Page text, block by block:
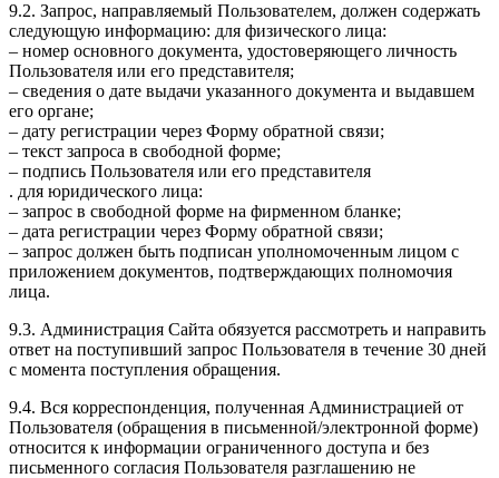
9.2. Запрос, направляемый Пользователем, должен содержать
следующую информацию: для физического лица:
– номер основного документа, удостоверяющего личность
Пользователя или его представителя;
– сведения о дате выдачи указанного документа и выдавшем
его органе;
– дату регистрации через Форму обратной связи;
– текст запроса в свободной форме;
– подпись Пользователя или его представителя
. для юридического лица:
– запрос в свободной форме на фирменном бланке;
– дата регистрации через Форму обратной связи;
– запрос должен быть подписан уполномоченным лицом с
приложением документов, подтверждающих полномочия
лица.
9.3. Администрация Сайта обязуется рассмотреть и направить
ответ на поступивший запрос Пользователя в течение 30 дней
с момента поступления обращения.
9.4. Вся корреспонденция, полученная Администрацией от
Пользователя (обращения в письменной/электронной форме)
относится к информации ограниченного доступа и без
письменного согласия Пользователя разглашению не